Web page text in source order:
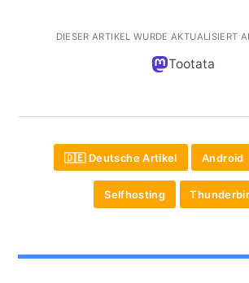
DIESER ARTIKEL WURDE AKTUALISIERT
Tootata
🇩🇪 Deutsche Artikel Android
Selfhosting